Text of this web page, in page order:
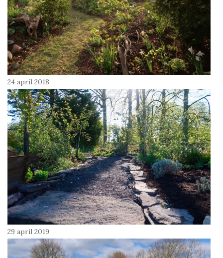
24 april 2018
29 april 2019